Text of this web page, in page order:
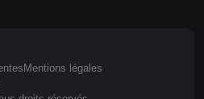
Mentions légales